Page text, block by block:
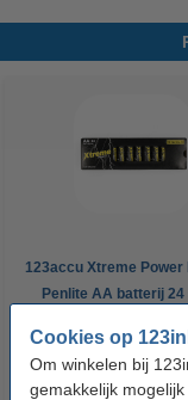
Cookies op
Om winkelen bij
gemakkelijk
123accu Xtreme Power
Penlite AA batterij